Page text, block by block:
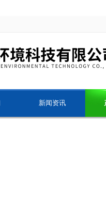
新闻资讯